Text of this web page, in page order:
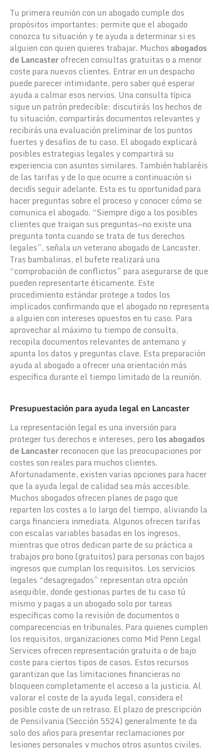
Tu primera reunión con un abogado cumple dos
propósitos importantes: permite que el abogado
conozca tu situación y te ayuda a determinar si es
alguien con quien quieres trabajar. Muchos abogados
de Lancasterofrecen consultas gratuitas o a menor
coste para nuevos clientes. Entrar en un despacho
puede parecer intimidante, pero saber qué esperar
ayuda a calmar esos nervios. Una consulta típica
sigue un patrón predecible: discutirás los hechos de
tu situación, compartirás documentos relevantes y
recibirás una evaluación preliminar de los puntos
fuertes y desafíos de tu caso. El abogado explicará
posibles estrategias legales y compartirá su
experiencia con asuntos similares. También hablaréis
de las tarifas y de lo que ocurre a continuación si
decidís seguir adelante. Esta es tu oportunidad para
hacer preguntas sobre el proceso y conocer cómo se
comunica el abogado. “Siempre digo a los posibles
clientes que traigan sus preguntas—no existe una
pregunta tonta cuando se trata de tus derechos
legales”, señala un veterano abogado de Lancaster.
Tras bambalinas, el bufete realizará una
“comprobación de conflictos” para asegurarse de que
pueden representarte éticamente. Este
procedimiento estándar protege a todos los
implicados confirmando que el abogado no representa
a alguien con intereses opuestos en tu caso. Para
aprovechar al máximo tu tiempo de consulta,
recopila documentos relevantes de antemano y
apunta los datos y preguntas clave. Esta preparación
ayuda al abogado a ofrecer una orientación más
específica durante el tiempo limitado de la reunión.
Presupuestación para ayuda legal en Lancaster
La representación legal es una inversión para
proteger tus derechos e intereses, pero los abogados
de Lancasterreconocen que las preocupaciones por
costes son reales para muchos clientes.
Afortunadamente, existen varias opciones para hacer
que la ayuda legal de calidad sea más accesible.
Muchos abogados ofrecen planes de pago que
reparten los costes a lo largo del tiempo, aliviando la
carga financiera inmediata. Algunos ofrecen tarifas
con escalas variables basadas en los ingresos,
mientras que otros dedican parte de su práctica a
trabajos pro bono (gratuitos) para personas con bajos
ingresos que cumplan los requisitos. Los servicios
legales “desagregados” representan otra opción
asequible, donde gestionas partes de tu caso tú
mismo y pagas a un abogado solo por tareas
específicas como la revisión de documentos o
comparecencias en tribunales. Para quienes cumplen
los requisitos, organizaciones como Mid Penn Legal
Services ofrecen representación gratuita o de bajo
coste para ciertos tipos de casos. Estos recursos
garantizan que las limitaciones financieras no
bloqueen completamente el acceso a la justicia. Al
valorar el coste de la ayuda legal, considera el
posible coste de un retraso. El plazo de prescripción
de Pensilvania (Sección 5524) generalmente te da
solo dos años para presentar reclamaciones por
lesiones personales y muchos otros asuntos civiles.